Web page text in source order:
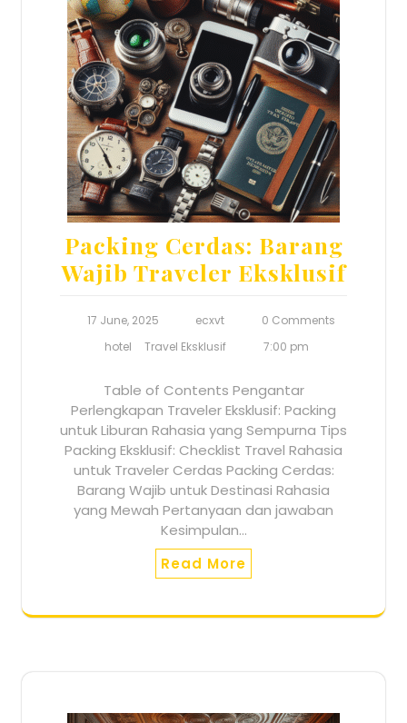
Packing Cerdas: Barang
Wajib Traveler Eksklusif
17 June, 2025 ecxvt
0 Comments
hotel
Travel Eksklusif 7:00 pm
Table of Contents Pengantar
Perlengkapan Traveler Eksklusif: Packing
untuk Liburan Rahasia yang Sempurna Tips
Packing Eksklusif: Checklist Travel Rahasia
untuk Traveler Cerdas Packing Cerdas:
Barang Wajib untuk Destinasi Rahasia
yang Mewah Pertanyaan dan jawaban
Kesimpulan…
Read More